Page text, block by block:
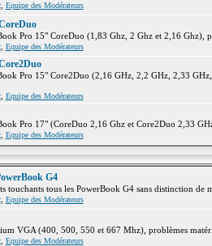
, Equipe des Modérateurs
Pro 15" CoreDuo (1,83 Ghz, 2 Ghz et 2,16 Ghz),
, Equipe des Modérateurs
Pro 15" Core2Duo (2,16 GHz, 2,2 GHz, 2,33
, Equipe des Modérateurs
Pro 17" (CoreDuo 2,16 Ghz et Core2Duo 2,33
, Equipe des Modérateurs
G4
touchants tous les PowerBook G4 sans distinction de
, Equipe des Modérateurs
VGA (400, 500, 550 et 667 Mhz), problèmes
, Equipe des Modérateurs